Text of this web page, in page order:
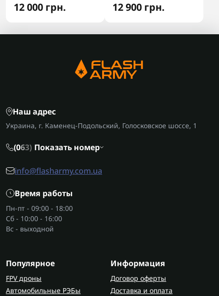
12 000 грн. 12 900 грн.
Наш адрес
Украина, г. Каменец-Подольский, Голосковское шоссе, 1
(063) Показать номер
info@flasharmy.com.ua
Время работы
Пн-пт - 09:00 - 18:00
Сб - 10:00 - 16:00
Вс - выходной
Популярное
FPV дроны
Автомобильные РЭБы
Информация
Договор оферты
Доставка и оплата